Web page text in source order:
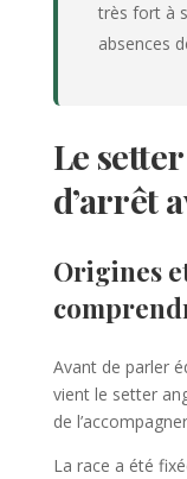
très fort à
absences
Le
d’arrêt
Origines
Avant de parler
vient le setter
de
La race a été